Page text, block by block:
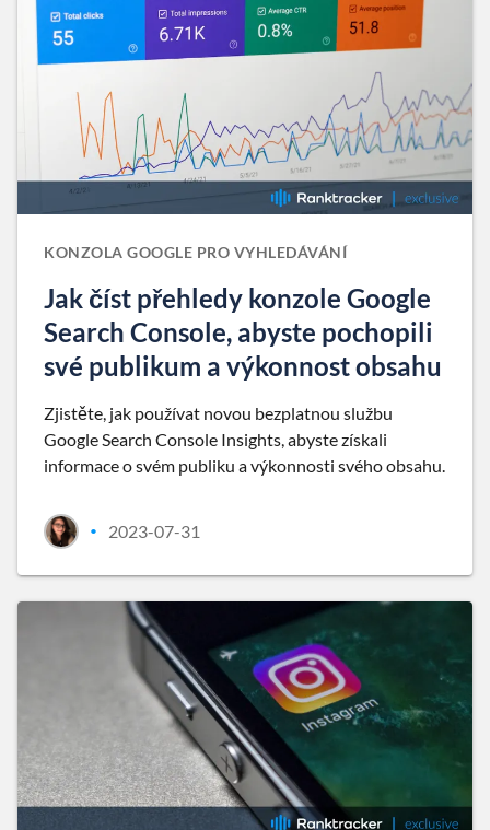
KONZOLA GOOGLE PRO VYHLEDÁVÁNÍ
Jak číst přehledy konzole Google
Search Console, abyste pochopili
své publikum a výkonnost obsahu
Zjistěte, jak používat novou bezplatnou službu
Google Search Console Insights, abyste získali
informace o svém publiku a výkonnosti svého obsahu.
• 2023-07-31